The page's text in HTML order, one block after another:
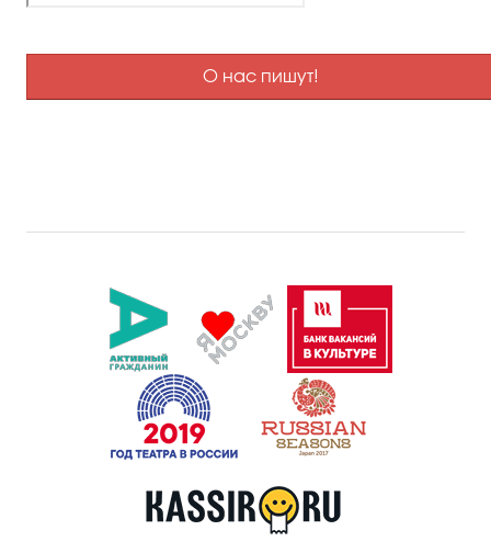
О нас пишут!